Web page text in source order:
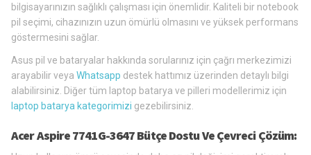
bilgisayarınızın sağlıklı çalışması için önemlidir. Kaliteli bir notebook
pil seçimi, cihazınızın uzun ömürlü olmasını ve yüksek performans
göstermesini sağlar.
Asus pil ve bataryalar hakkında sorularınız için çağrı merkezimizi
arayabilir veya Whatsapp destek hattımız üzerinden detaylı bilgi
alabilirsiniz. Diğer tüm laptop batarya ve pilleri modellerimiz için
laptop batarya kategorimizi gezebilirsiniz.
Acer Aspire 7741G-3647 Bütçe Dostu Ve Çevreci Çözüm: